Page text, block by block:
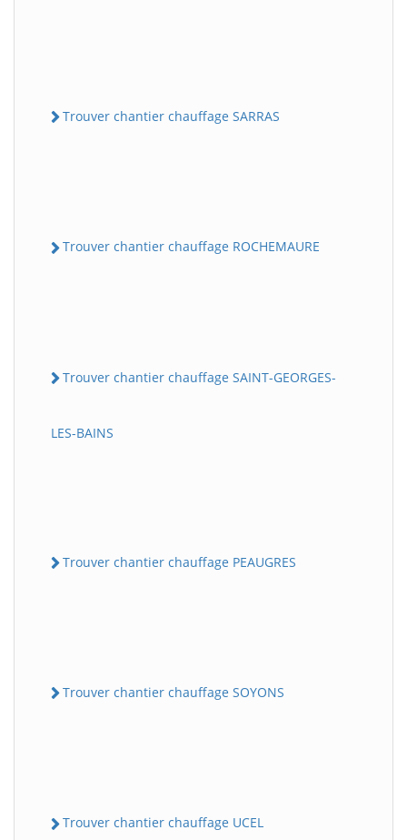
Trouver chantier chauffage SARRAS
Trouver chantier chauffage ROCHEMAURE
Trouver chantier chauffage SAINT-GEORGES-
LES-BAINS
Trouver chantier chauffage PEAUGRES
Trouver chantier chauffage SOYONS
Trouver chantier chauffage UCEL